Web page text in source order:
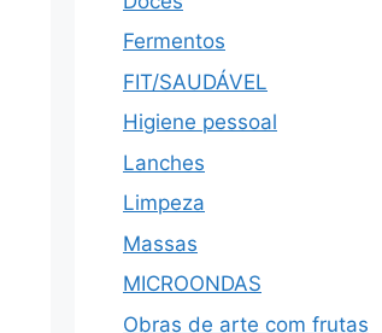
Fermentos
FIT/SAUDÁVEL
Higiene pessoal
Lanches
Limpeza
Massas
MICROONDAS
Obras de arte com frutas